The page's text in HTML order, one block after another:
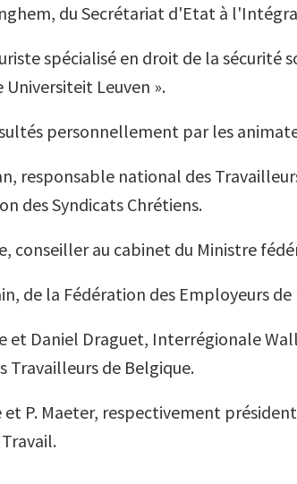
du Secrétariat d'Etat à
spécialisé en droit de la sécurité
Universiteit Leuven ».
personnellement par les
responsable national des
des Syndicats Chrétiens.
conseiller au cabinet du Ministre
de la Fédération des Employeurs
et Daniel Draguet, Interrégionale
Travailleurs de Belgique.
et P. Maeter, respectivement